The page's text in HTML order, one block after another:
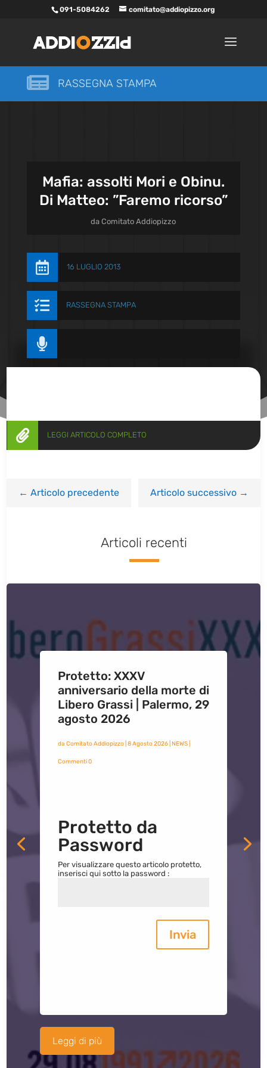
091-5084262 comitato@addiopizzo.org
 RASSEGNA STAMPA
Mafia: assolti Mori e Obinu.
Di Matteo: ”Faremo ricorso”
daComitato Addiopizzo
 16 LUGLIO 2013
 RASSEGNA STAMPA

 LEGGI ARTICOLO COMPLETO
←Articolo precedente Articolo successivo→
Articoli recenti
Protetto: XXXV
anniversario della morte di
Libero Grassi | Palermo, 29
agosto 2026
da Comitato Addiopizzo| 8 Agosto 2026| NEWS|
Commenti 0
Protetto da
Password
Per visualizzare questo articolo protetto,
inserisci qui sotto la password :
Invia
Leggi di più